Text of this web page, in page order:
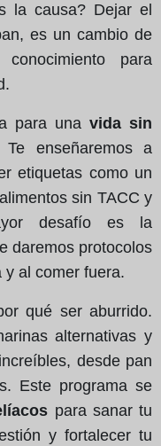
la causa? Dejar el
es un cambio de
para
para unavida sin
enseñaremos a
etiquetas como un
sin TACC y
desafío es la
daremos protocolos
y al comer fuera.
qué ser aburrido.
alternativas y
desde pan
Este programa se
para sanar tu
y fortalecer tu